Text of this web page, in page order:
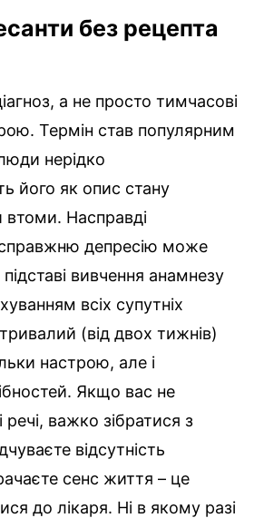
без рецепта
а не просто тимчасові
Термін став популярним
нерідко
його як опис стану
втоми. Насправді
справжню депресію може
підставі вивчення анамнезу
всіх супутніх
(від двох тижнів)
настрою, але і
Якщо вас не
важко зібратися з
відсутність
сенс життя – це
до лікаря. Ні в якому разі